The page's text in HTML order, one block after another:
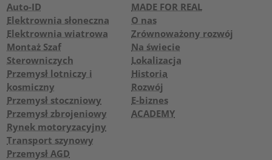
Auto-ID
Elektrownia słoneczna
Elektrownia wiatrowa
Montaż Szaf
Sterowniczych
Przemysł lotniczy i
kosmiczny
Przemysł stoczniowy
Przemysł zbrojeniowy
Rynek motoryzacyjny
Transport szynowy
Przemysł AGD
MADE FOR REAL
O nas
Zrównoważony rozwój
Na świecie
Lokalizacja
Historia
Rozwój
E-biznes
ACADEMY